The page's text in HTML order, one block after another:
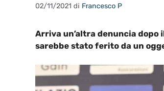
02/11/2021 di Francesco P
Arriva un’altra denuncia dopo
sarebbe stato ferito da un